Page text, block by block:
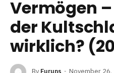
Vermögen
der
wirklich?